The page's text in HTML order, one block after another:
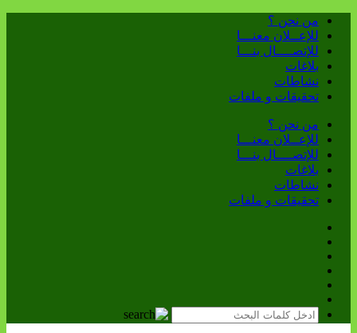
من نحن ؟
للإعــلان معنـــا
للإتصــــال بنـــا
بلاغات
نشاطات
تحقيقات و ملفات
من نحن ؟
للإعــلان معنـــا
للإتصــــال بنـــا
بلاغات
نشاطات
تحقيقات و ملفات